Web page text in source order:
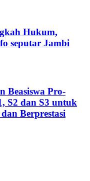
Hukum,
seputar Jambi
Beasiswa Pro-
S2 dan S3 untuk
Berprestasi